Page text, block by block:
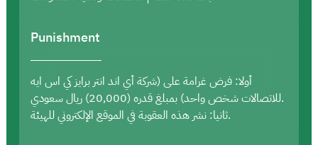
Punishment
أولا: فرض غرامة على (شركة أي اند انتر برايز كي اس ايه
للاتصالات شخص واحد) بمبلغ قدره (20,000) ريال سعودي.
ثانيا: نشر هذه العقوبة في الموقع الإلكتروني للهيئة.